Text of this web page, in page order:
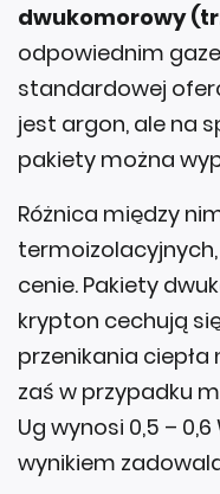
dwukomorowy
odpowiednim
standardowej
jest argon, ale na
pakiety można
Różnica między
cenie. Pakiety
krypton cechują
przenikania ciepła
zaś w przypadku
Ug wynosi 0,5 –
wynikiem